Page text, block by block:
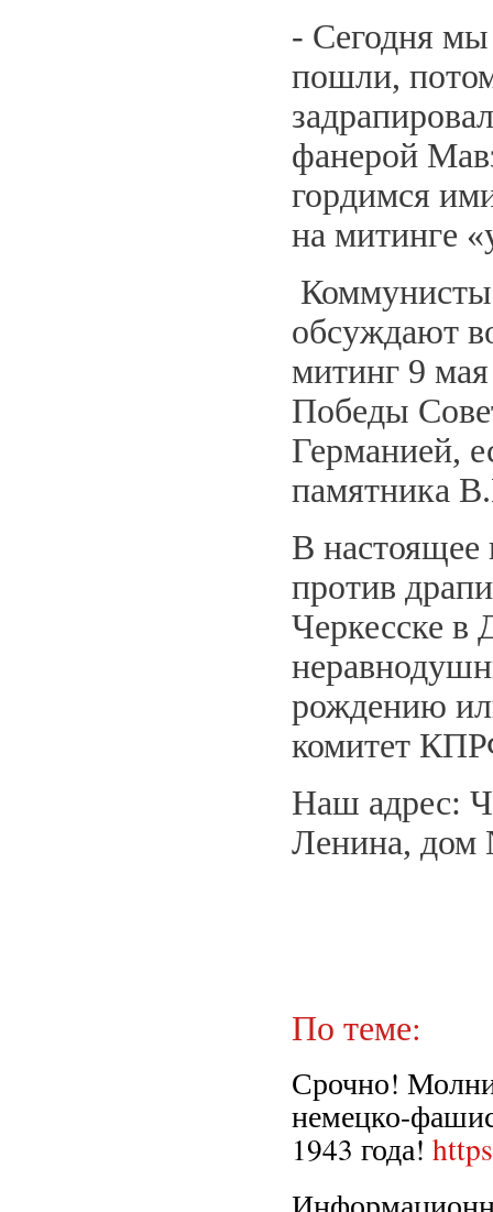
- Сегодня
пошли,
фанерой
гордимся
на митинге
Коммунисты
обсуждают
митинг 9
Победы
Германией,
памятника
В настоящее
против
Черкесске в
рождению
комитет
Наш адрес:
Ленина,
По теме:
Срочно!
немецко-
1943 года!